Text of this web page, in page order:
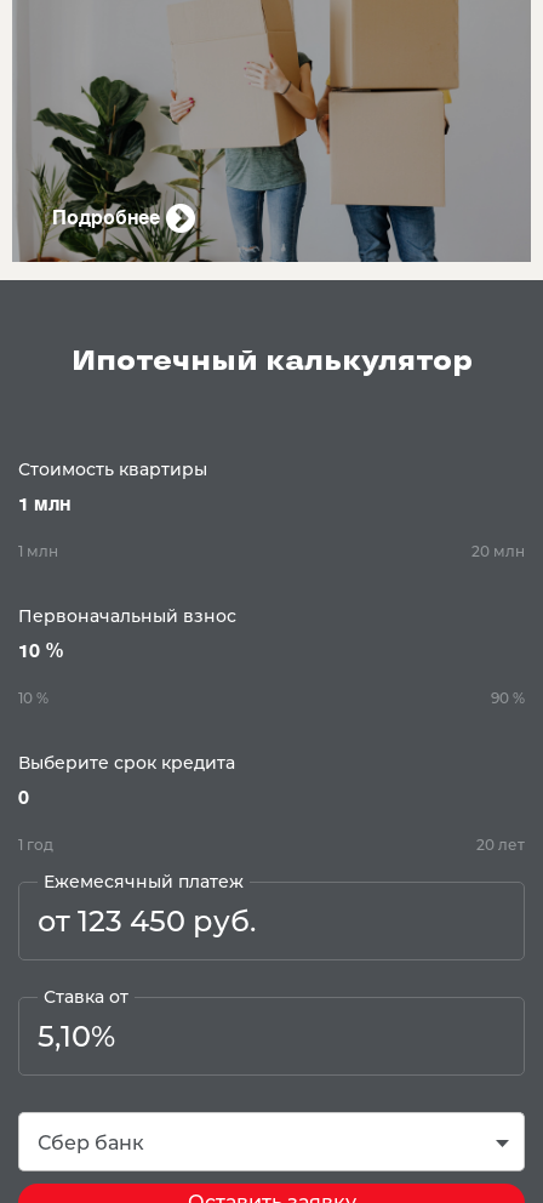
Подробнее
Ипотечный калькулятор
Стоимость квартиры
1 млн
1 млн 20 млн
Первоначальный взнос
10 %
10 % 90 %
Выберите срок кредита
0
1 год 20 лет
Ежемесячный платеж
от 123 450 руб.
Ставка от
5,10%
Сбер банк